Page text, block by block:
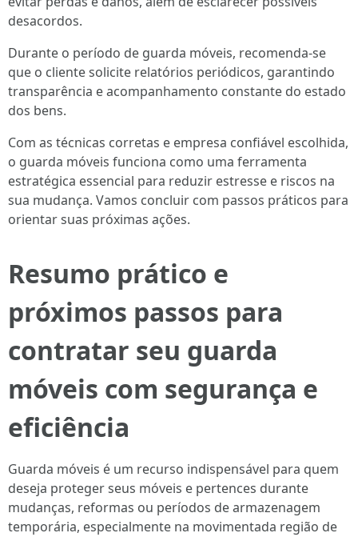
desacordos.
Durante o período de guarda móveis, recomenda-se
que o cliente solicite relatórios periódicos, garantindo
transparência e acompanhamento constante do estado
dos bens.
Com as técnicas corretas e empresa confiável escolhida,
o guarda móveis funciona como uma ferramenta
estratégica essencial para reduzir estresse e riscos na
sua mudança. Vamos concluir com passos práticos para
orientar suas próximas ações.
Resumo prático e
próximos passos para
contratar seu guarda
móveis com segurança e
eficiência
Guarda móveis é um recurso indispensável para quem
deseja proteger seus móveis e pertences durante
mudanças, reformas ou períodos de armazenagem
temporária, especialmente na movimentada região de